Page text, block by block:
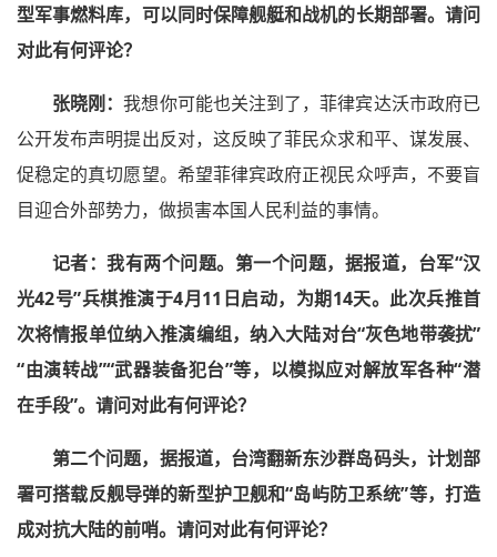
型军事燃料库，可以同时保障舰艇和战机的长期部署。请问
对此有何评论？
张晓刚：我想你可能也关注到了，菲律宾达沃市政府已
公开发布声明提出反对，这反映了菲民众求和平、谋发展、
促稳定的真切愿望。希望菲律宾政府正视民众呼声，不要盲
目迎合外部势力，做损害本国人民利益的事情。
记者：我有两个问题。第一个问题，据报道，台军“汉
光42号”兵棋推演于4月11日启动，为期14天。此次兵推首
次将情报单位纳入推演编组，纳入大陆对台“灰色地带袭扰”
“由演转战”“武器装备犯台”等，以模拟应对解放军各种“潜
在手段”。请问对此有何评论？
第二个问题，据报道，台湾翻新东沙群岛码头，计划部
署可搭载反舰导弹的新型护卫舰和“岛屿防卫系统”等，打造
成对抗大陆的前哨。请问对此有何评论？